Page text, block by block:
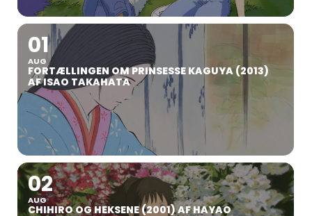
01
AUG
FORTÆLLINGEN OM PRINSESSE KAGUYA (2013)
AF ISAO TAKAHATA
02
AUG
CHIHIRO OG HEKSENE (2001) AF HAYAO